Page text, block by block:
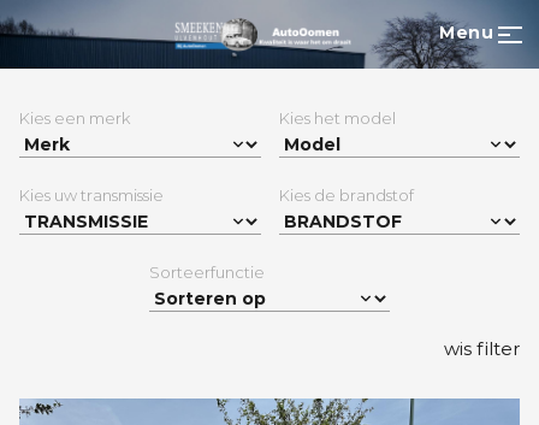
Menu
Kies een merk Kies het model
Kies uw transmissie Kies de brandstof
Sorteerfunctie
wis filter